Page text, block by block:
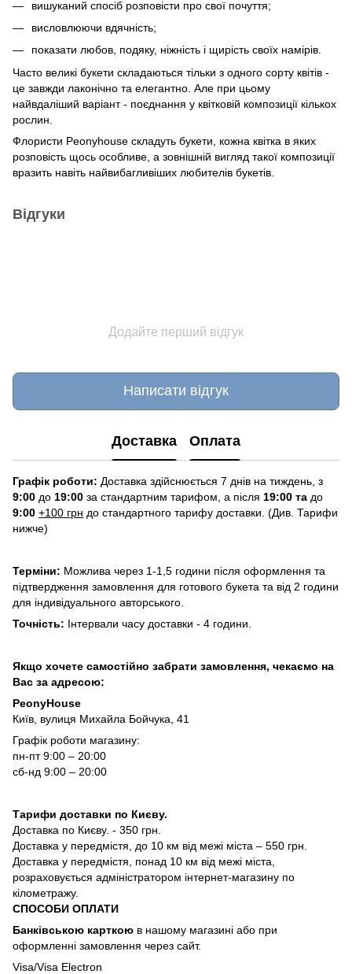
вишуканий спосіб розповісти про свої почуття;
висловлюючи вдячність;
показати любов, подяку, ніжність і щирість своїх намірів.
Часто великі букети складаються тільки з одного сорту квітів -
це завжди лаконічно та елегантно. Але при цьому
найвдаліший варіант - поєднання у квітковій композиції кількох
рослин.
Флористи Peonyhouse складуть букети, кожна квітка в яких
розповість щось особливе, а зовнішній вигляд такої композиції
вразить навіть найвибагливіших любителів букетів.
Відгуки
Додайте перший відгук
Написати відгук
Доставка Оплата
Графік роботи: Доставка здійснюється 7 днів на тиждень, з
9:00 до 19:00 за стандартним тарифом, а після 19:00 та до
9:00 +100 грн до стандартного тарифу доставки. (Див. Тарифи
нижче)
Терміни: Можлива через 1-1,5 години після оформлення та
підтвердження замовлення для готового букета та від 2 години
для індивідуального авторського.
Точність: Інтервали часу доставки - 4 години.
Якщо хочете самостійно забрати замовлення, чекаємо на
Вас за адресою:
PeonyHouse
Київ, вулиця Михайла Бойчука, 41
Графік роботи магазину:
пн-пт 9:00 – 20:00
сб-нд 9:00 – 20:00
Тарифи доставки по Києву.
Доставка по Києву. - 350 грн.
Доставка у передмістя, до 10 км від межі міста – 550 грн.
Доставка у передмістя, понад 10 км від межі міста,
розраховується адміністратором інтернет-магазину по
кілометражу.
СПОСОБИ ОПЛАТИ
Банківською карткою в нашому магазині або при
оформленні замовлення через сайт.
Visa/Visa Electron